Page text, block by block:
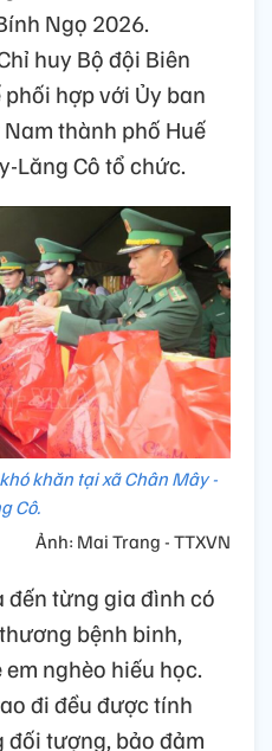
Ngọ 2026.
huy Bộ đội Biên
hợp với Ủy ban
thành phố Huế
Lăng Cô tổ chức.
khăn tại xã Chân Mây -
Cô.
Ảnh: Mai Trang - TTXVN
đến từng gia đình có
bệnh binh,
nghèo hiếu học.
đi đều được tính
tượng, bảo đảm